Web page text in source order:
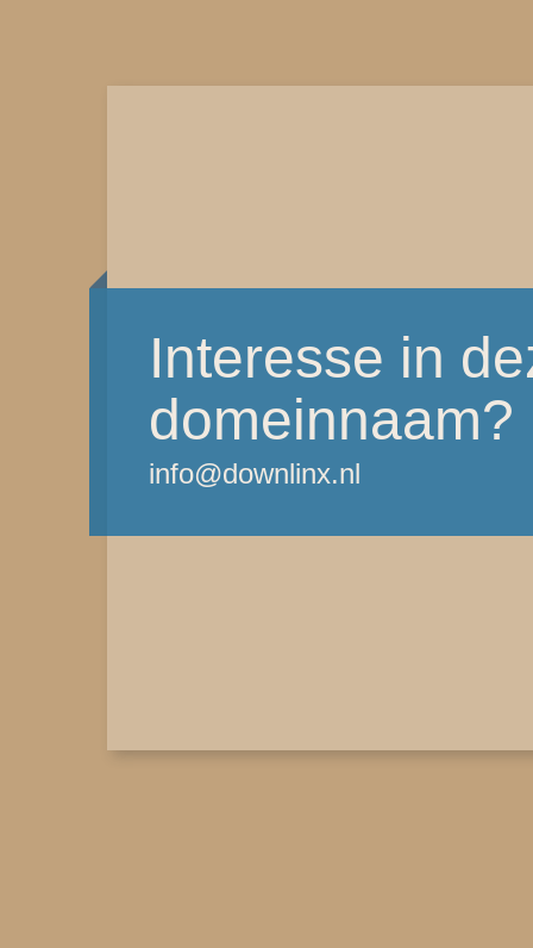
Interesse in
domeinnaam?
info@downlinx.nl